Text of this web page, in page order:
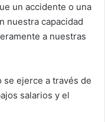
un accidente o una
nuestra capacidad
a nuestras
se ejerce a través de
salarios y el